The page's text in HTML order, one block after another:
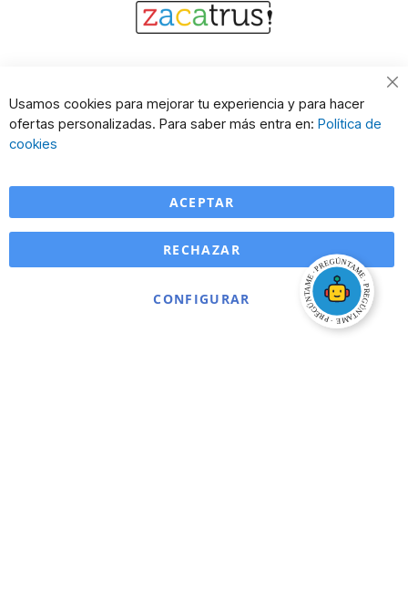
Usamos cookies para mejorar tu experiencia y para hacer
ofertas personalizadas. Para saber más entra en: Política de
cookies
ACEPTAR
CONFIGURAR
RECHAZAR